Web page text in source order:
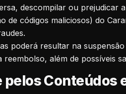
descompilar ou prejudicar
de códigos maliciosos) do
poderá resultar na
além de possíveis
pelos Conteúdos